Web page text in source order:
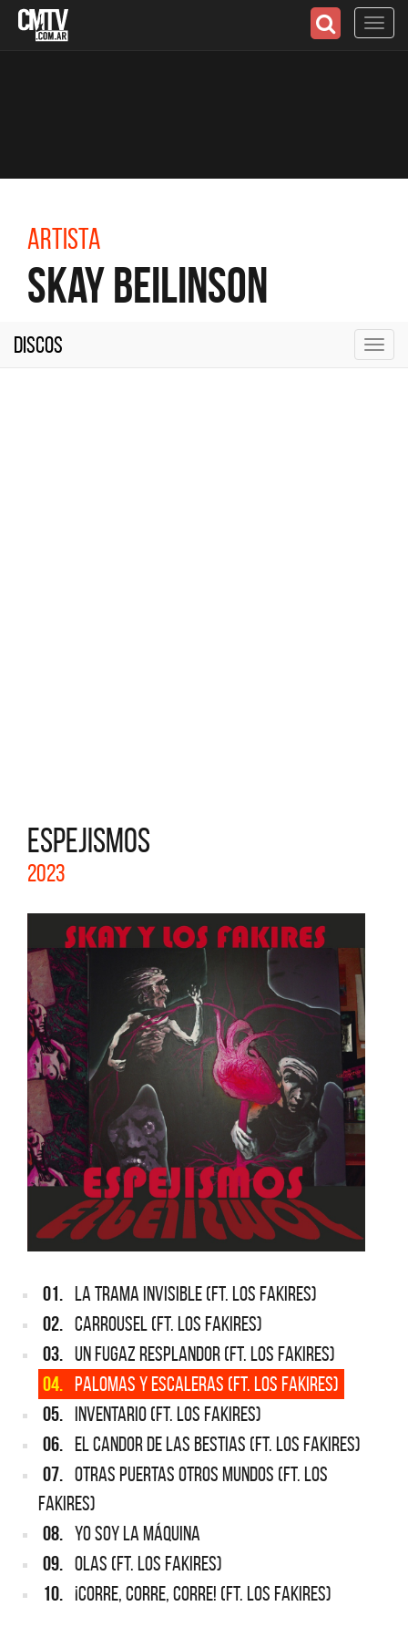
Artista
Skay Beilinson
Discos
ESPEJISMOS
2023
01. LA TRAMA INVISIBLE (FT. LOS FAKIRES)
02. CARROUSEL (FT. LOS FAKIRES)
03. UN FUGAZ RESPLANDOR (FT. LOS FAKIRES)
04. PALOMAS Y ESCALERAS (FT. LOS FAKIRES)
05. INVENTARIO (FT. LOS FAKIRES)
06. EL CANDOR DE LAS BESTIAS (FT. LOS FAKIRES)
07. OTRAS PUERTAS OTROS MUNDOS (FT. LOS
FAKIRES)
08. YO SOY LA MÁQUINA
09. OLAS (FT. LOS FAKIRES)
10. ¡CORRE, CORRE, CORRE! (FT. LOS FAKIRES)